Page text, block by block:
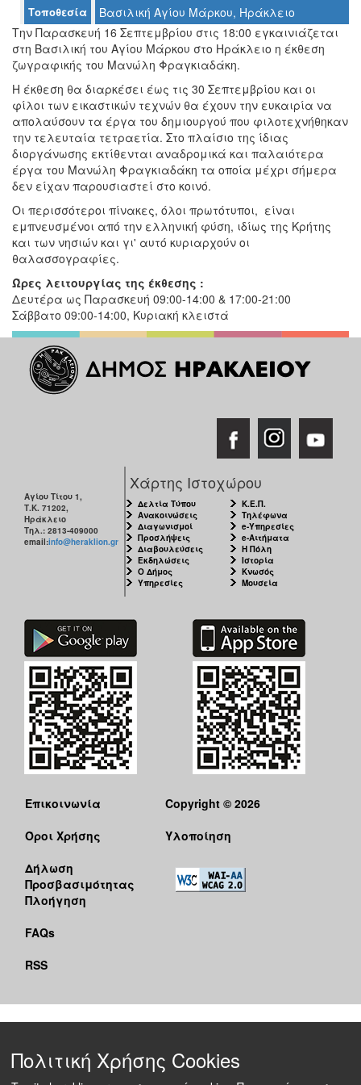
ΤΟΠΟΣ
ΜΑΣ
ΔΗΜΟΣ
ΠΟΛΙΤΙΣΜΟΣ
ΑΝΘΕΚΤΙΚΗ
ΠΟΛΗ
Τοποθεσία
Βασιλική Αγίου Μάρκου, Ηράκλειο
Την Παρασκευή 16 Σεπτεμβρίου στις 18:00 εγκαινιάζεται
στη Βασιλική του Αγίου Μάρκου στο Ηράκλειο η έκθεση
ζωγραφικής του Μανώλη Φραγκιαδάκη.
Η έκθεση θα διαρκέσει έως τις 30 Σεπτεμβρίου και οι
φίλοι των εικαστικών τεχνών θα έχουν την ευκαιρία να
απολαύσουν τα έργα του δημιουργού που φιλοτεχνήθηκαν
την τελευταία τετραετία. Στο πλαίσιο της ίδιας
διοργάνωσης εκτίθενται αναδρομικά και παλαιότερα
έργα του Μανώλη Φραγκιαδάκη τα οποία μέχρι σήμερα
δεν είχαν παρουσιαστεί στο κοινό.
Οι περισσότεροι πίνακες, όλοι πρωτότυποι, είναι
εμπνευσμένοι από την ελληνική φύση, ιδίως της Κρήτης
και των νησιών και γι' αυτό κυριαρχούν οι
θαλασσογραφίες.
Ώρες λειτουργίας της έκθεσης :
Δευτέρα ως Παρασκευή 09:00-14:00 & 17:00-21:00
Σάββατο 09:00-14:00, Κυριακή κλειστά
Αγίου Τίτου 1,
Τ.Κ. 71202,
Ηράκλειο
Τηλ.: 2813-409000
email:info@heraklion.gr
Χάρτης Ιστοχώρου
Δελτία Τύπου
Ανακοινώσεις
Διαγωνισμοί
Προσλήψεις
Διαβουλεύσεις
Εκδηλώσεις
Ο Δήμος
Υπηρεσίες
Κ.Ε.Π.
Τηλέφωνα
e-Υπηρεσίες
e-Αιτήματα
Η Πόλη
Ιστορία
Κνωσός
Μουσεία
Επικοινωνία
Όροι Χρήσης
Δήλωση
Προσβασιμότητας
Πλοήγηση
FAQs
RSS
Copyright © 2026
Υλοποίηση
Πολιτική Χρήσης Cookies